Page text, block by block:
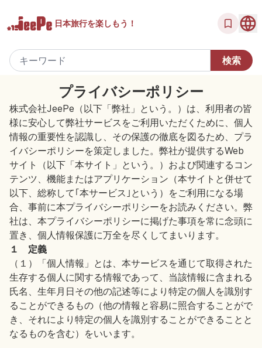
日本旅行を楽しもう！
プライバシーポリシー
株式会社JeePe（以下「弊社」という。）は、利用者の皆
様に安心して弊社サービスをご利用いただくために、個人
情報の重要性を認識し、その保護の徹底を図るため、プラ
イバシーポリシーを策定しました。弊社が提供するWeb
サイト（以下「本サイト」という。）および関連するコン
テンツ、機能またはアプリケーション（本サイトと併せて
以下、総称して｢本サービス｣という）をご利用になる場
合、事前に本プライバシーポリシーをお読みください。弊
社は、本プライバシーポリシーに掲げた事項を常に念頭に
置き、個人情報保護に万全を尽くしてまいります。
１ 定義
（１）「個人情報」とは、本サービスを通じて取得された
生存する個人に関する情報であって、当該情報に含まれる
氏名、生年月日その他の記述等により特定の個人を識別す
ることができるもの（他の情報と容易に照合することがで
き、それにより特定の個人を識別することができることと
なるものを含む）をいいます。